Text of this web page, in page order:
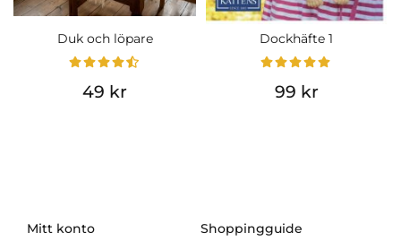
Duk och löpare
49 kr
Dockhäfte 1
99 kr
Mitt konto Shoppingguide